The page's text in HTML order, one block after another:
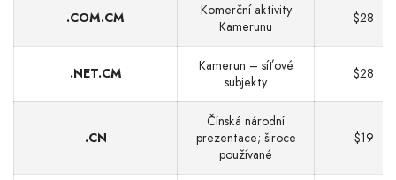
.COM.CM
Komerční aktivity
Kamerunu
$28
.NET.CM
Kamerun – síťové
subjekty
$28
.CN
Čínská národní
prezentace; široce
používané
$19